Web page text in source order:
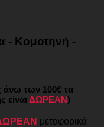
- Κομοτηνή -
άνω των 100€ τα
είναι ΔΩΡΕΑΝ)
μεταφορικά